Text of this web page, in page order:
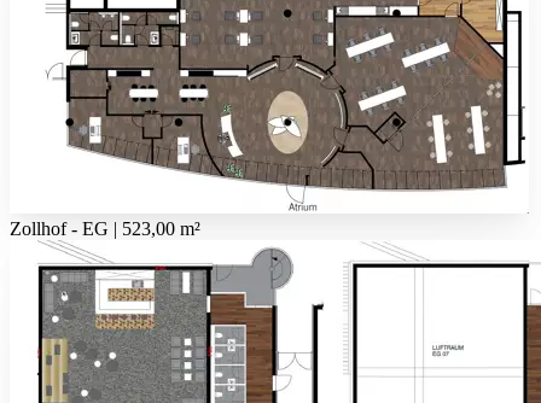
Zollhof - EG | 523,00 m²